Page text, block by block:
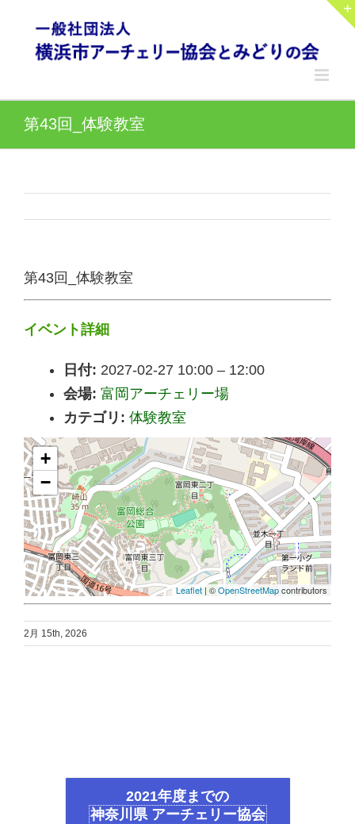
content
第43回_体験教室
第43回_体験教室
イベント詳細
日付: 2027-02-27 10:00 – 12:00
会場: 富岡アーチェリー場
カテゴリ: 体験教室
+
−
Leaflet | ©OpenStreetMapcontributors
2月 15th, 2026
2021年度までの
神奈川県 アーチェリー協会